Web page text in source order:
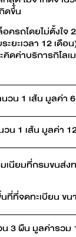
ดขึ้น
รถโดยไม่ตั้งใจ
ยะเวลา 12 เดื
คิดค่าบริการกิโ
วน 1 เส้น มูลค่า
น 1 เส้น มูลค่า
นียมที่กรมขนส่ง
ที่จดทะเบียน ขน
3 ผืน มูลค่ารวม